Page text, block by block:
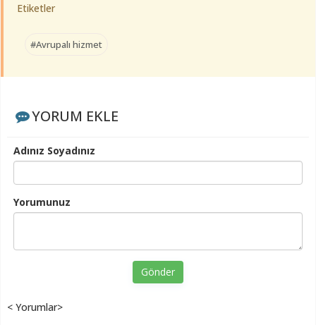
Etiketler
#Avrupalı hizmet
YORUM EKLE
Adınız Soyadınız
Yorumunuz
Gönder
< Yorumlar>